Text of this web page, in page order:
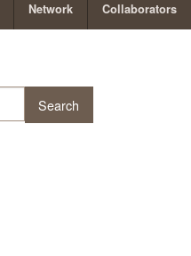
Network Collaborators